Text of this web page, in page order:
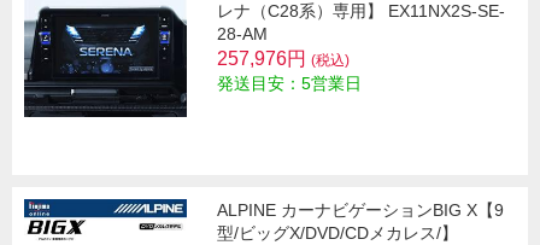
レナ（C28系）専用】 EX11NX2S-SE-
28-AM
257,976円 (税込)
発送目安：5営業日
ALPINE カーナビゲーションBIG X【9
型/ビッグX/DVD/CDメカレス/】